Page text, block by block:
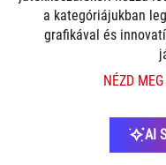
a kategóriájukban
grafikával és
NÉZD
AI